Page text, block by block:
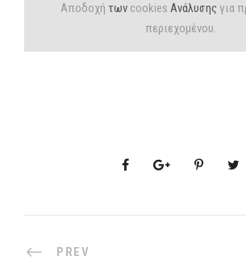
Αποδοχή των cookies Ανάλυσης για
περιεχομένου.
PREV